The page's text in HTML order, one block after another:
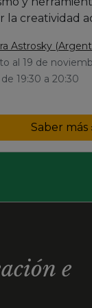
la creatividad
Astrosky
al 19 de
19:30 a 20:30
Saber más
e